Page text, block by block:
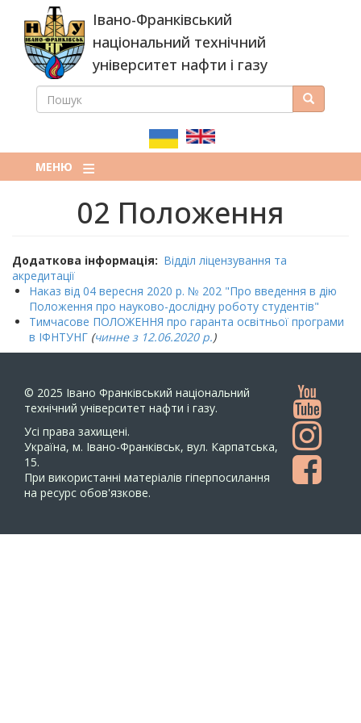
основного
вмісту
Івано-Франківський
національний технічний
університет нафти і газу
ПОШУКОВА
ПОШУК Пошук
МЕНЮ
02 Положення
Додаткова інформація
Відділ ліцензування та
акредитації
Наказ від 04 вересня 2020 р. № 202 "Про введення в дію
Положення про науково-дослідну роботу студентів"
Тимчасове ПОЛОЖЕННЯ про гаранта освітньої програми
в ІФНТУНГ (чинне з 12.06.2020 р.)
© 2025 Івано Франківський національний
технічний університет нафти і газу.
Усi права захищенi.
Україна, м. Івано-Франківськ, вул. Карпатська,
15.
При використанні матеріалів гіперпосилання
на ресурс обов'язкове.